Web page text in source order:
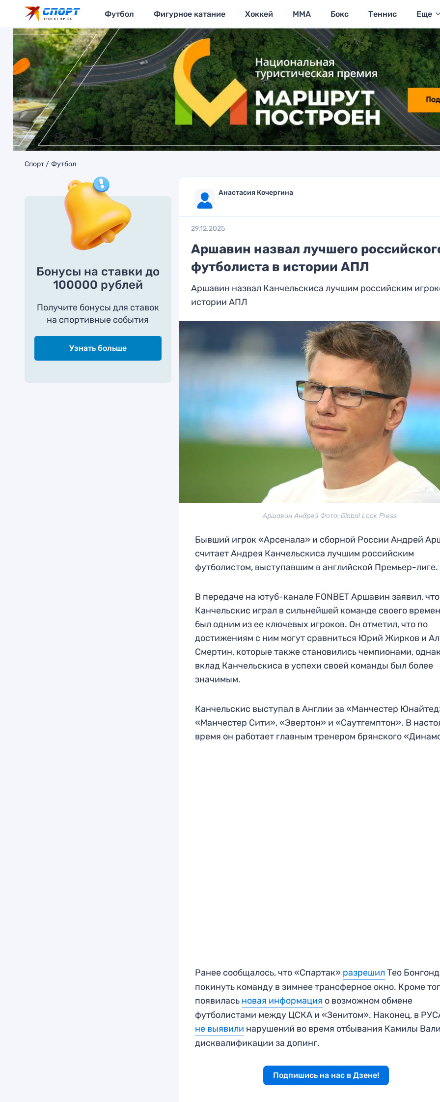
Футбол Фигурное катание Хоккей MMA Бокс Теннис Еще
Спорт Футбол
Бонусы на ставки до
100000 рублей
Получите бонусы для ставок
на спортивные события
Узнать больше
Анастасия Кочергина
29.12.2025
Аршавин назвал лучшего
футболиста в истории АПЛ
Аршавин назвал Канчельскиса лучшим российским
истории АПЛ
Аршавин Андрей Фото: Global Look Press
Бывший игрок «Арсенала» и сборной России Андрей
считает Андрея Канчельскиса лучшим российским
футболистом, выступавшим в английской Премьер-лиге.
В передаче на ютуб-канале FONBET Аршавин заявил, что
Канчельскис играл в сильнейшей команде своего
был одним из ее ключевых игроков. Он отметил, что по
достижениям с ним могут сравниться Юрий Жирков и
Смертин, которые также становились чемпионами,
вклад Канчельскиса в успехи своей команды был более
значимым.
Канчельскис выступал в Англии за «Манчестер
«Манчестер Сити», «Эвертон» и «Саутгемптон». В
время он работает главным тренером брянского
Ранее сообщалось, что «Спартак» разрешилТео
покинуть команду в зимнее трансферное окно. Кроме
появилась новая информация о возможном обмене
футболистами между ЦСКА и «Зенитом». Наконец, в
не выявили нарушений во время отбывания Камилы
дисквалификации за допинг.
Подпишись на нас в Дзене!